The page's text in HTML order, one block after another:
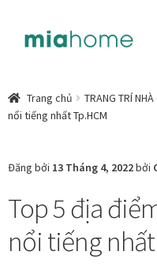
đến
đến
Art in living
Không gian sống
Cách chọn tranh
nhàng hơn
Trang chủ TRANG TRÍ NHÀ
nổi tiếng nhất Tp.HCM
Đăng bởi 13 Tháng 4, 2022bởi
Top 5 địa
nổi tiếng nhất